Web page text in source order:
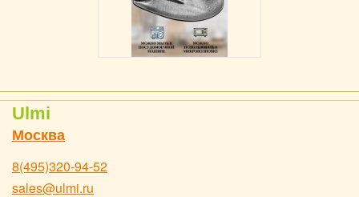
Ulmi
Москва
8(495)320-94-52
sales@ulmi.ru